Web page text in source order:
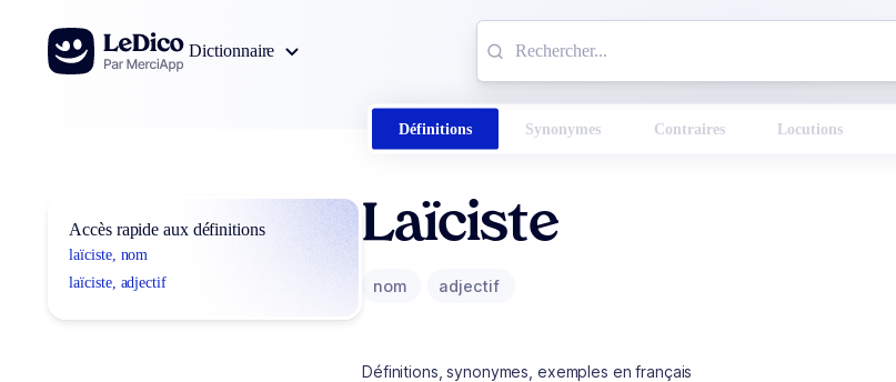
Aller au contenu
Dictionnaire
Définitions Synonymes Contraires Locutions
Accès rapide aux définitions
laïciste, nom
laïciste, adjectif
Laïciste
nom adjectif
Définitions, synonymes, exemples en français